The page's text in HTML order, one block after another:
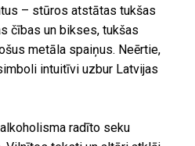
– stūros atstātas tukšas
čības un bikses, tukšas
metāla spaiņus. Neērtie,
intuitīvi uzbur Latvijas
radīto seku